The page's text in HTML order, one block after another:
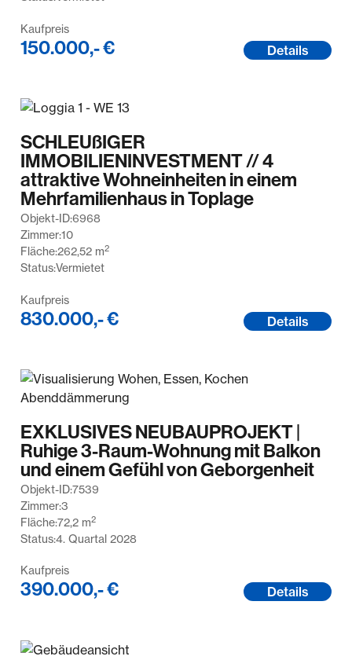
Kaufpreis
150.000,- € Details
SCHLEUßIGER
IMMOBILIENINVESTMENT // 4
attraktive Wohneinheiten in einem
Mehrfamilienhaus in Toplage
Objekt-ID:6968
Zimmer:10
Fläche:262,52 m2
Status:Vermietet
Kaufpreis
830.000,- € Details
EXKLUSIVES NEUBAUPROJEKT |
Ruhige 3-Raum-Wohnung mit Balkon
und einem Gefühl von Geborgenheit
Objekt-ID:7539
Zimmer:3
Fläche:72,2 m2
Status:4. Quartal 2028
Kaufpreis
390.000,- € Details